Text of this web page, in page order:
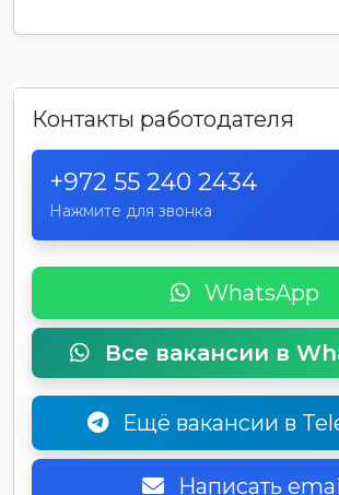
Контакты работодателя
+972 55 240 2434
Нажмите для звонка
WhatsApp
Все вакансии в
Ещё вакансии в
Написать